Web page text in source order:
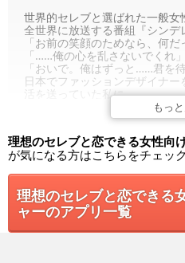
もっ
世界的セレブと選ばれた一般
全世界に放送する番組『シンデ
「お前の笑顔のためなら、何だ
「……俺の心を乱さないでくれ」
「おいで。俺はずっと……君を
日本でファッションデザイナ
活を送っていた私に、
ある日１通の招待状と小さな鍵
――え！？次の“シンデレラ”は
そして、６人のイケメンセレブ
結婚生活がはじまる……
基本プレイ無料！
・レオン・ポーカー
世界を牛耳る不動産王
「いい加減、俺だけのものにな
強引な俺様に振り回されなが
理想のセレブと恋できる女性向
が気になる方はこちらをチェック
理想のセレブと恋できる
ャーのアプリ一覧